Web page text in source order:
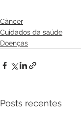
Câncer
Cuidados da saúde
Doenças
Posts recentes